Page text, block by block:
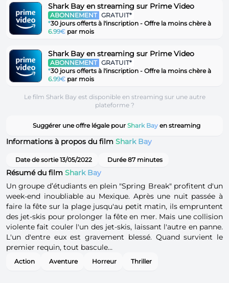
Shark Bay en streaming sur Prime Video
ABONNEMENT GRATUIT*
*30 jours offerts à l'inscription - Offre la moins chère à
6.99€ par mois
Shark Bay en streaming sur Prime Video
ABONNEMENT GRATUIT*
*30 jours offerts à l'inscription - Offre la moins chère à
6.99€ par mois
Le film Shark Bay est disponible en streaming sur une autre
plateforme ?
Suggérer une offre légale pour Shark Bay en streaming
Informations à propos du film Shark Bay
Date de sortie 13/05/2022 Durée 87 minutes
Résumé du film Shark Bay
Un groupe d’étudiants en plein "Spring Break" profitent d'un
week-end inoubliable au Mexique. Après une nuit passée à
faire la fête sur la plage jusqu'au petit matin, ils empruntent
des jet-skis pour prolonger la fête en mer. Mais une collision
violente fait couler l'un des jet-skis, laissant l'autre en panne.
L'un d'entre eux est gravement blessé. Quand survient le
premier requin, tout bascule…
Action Aventure Horreur Thriller